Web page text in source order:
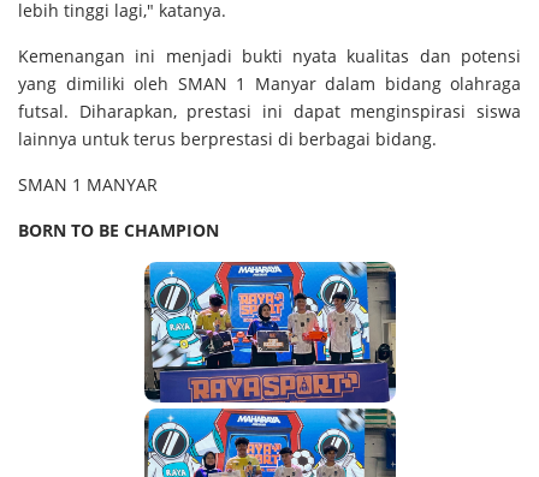
lebih tinggi lagi," katanya.
Kemenangan ini menjadi bukti nyata kualitas dan potensi
yang dimiliki oleh SMAN 1 Manyar dalam bidang olahraga
futsal. Diharapkan, prestasi ini dapat menginspirasi siswa
lainnya untuk terus berprestasi di berbagai bidang.
SMAN 1 MANYAR
BORN TO BE CHAMPION